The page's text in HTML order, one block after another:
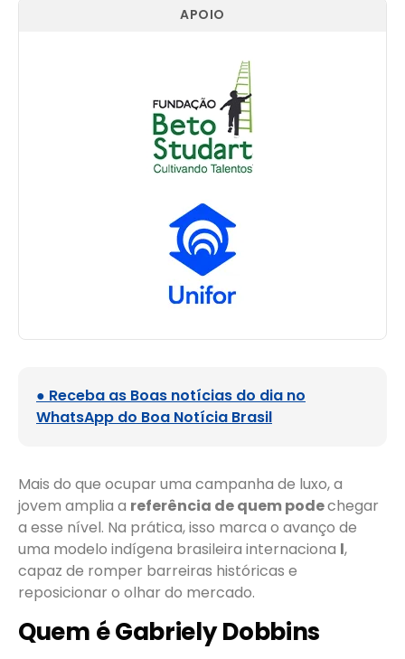
APOIO
● Receba as Boas notícias do dia no
WhatsApp do Boa Notícia Brasil
Mais do que ocupar uma campanha de luxo, a
jovem amplia a referência de quem podechegar
a esse nível. Na prática, isso marca o avanço de
uma modelo indígena brasileira internaciona l,
capaz de romper barreiras históricas e
reposicionar o olhar do mercado.
Quem é Gabriely Dobbins